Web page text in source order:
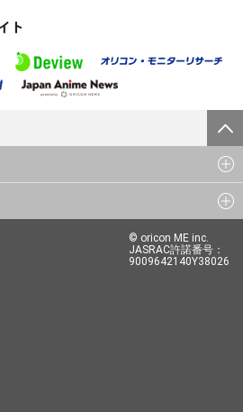
© oricon ME inc.
JASRAC許諾番号：
9009642140Y38026